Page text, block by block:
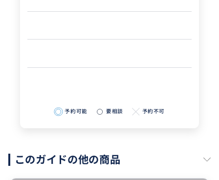
予約可能 要相談 予約不可
このガイドの他の商品